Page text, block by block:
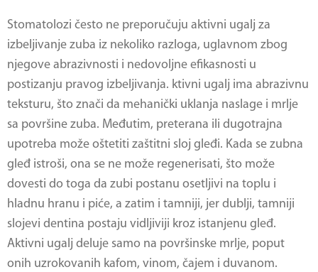
Stomatolozi često ne preporučuju aktivni ugalj za
izbeljivanje zuba iz nekoliko razloga, uglavnom zbog
njegove abrazivnosti i nedovoljne efikasnosti u
postizanju pravog izbeljivanja. ktivni ugalj ima abrazivnu
teksturu, što znači da mehanički uklanja naslage i mrlje
sa površine zuba. Međutim, preterana ili dugotrajna
upotreba može oštetiti zaštitni sloj gleđi. Kada se zubna
gleđ istroši, ona se ne može regenerisati, što može
dovesti do toga da zubi postanu osetljivi na toplu i
hladnu hranu i piće, a zatim i tamniji, jer dublji, tamniji
slojevi dentina postaju vidljiviji kroz istanjenu gleđ.
Aktivni ugalj deluje samo na površinske mrlje, poput
onih uzrokovanih kafom, vinom, čajem i duvanom.